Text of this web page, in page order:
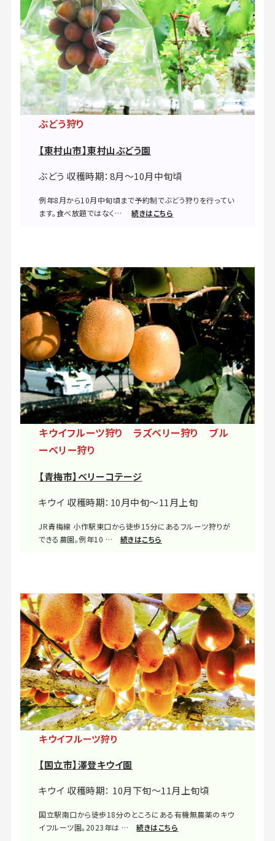
ぶどう狩り
【東村山市】東村山ぶどう園
ぶどう 収穫時期：8月～10月中旬頃
例年8月から10月中旬頃まで予約制でぶどう狩りを行ってい
ます。食べ放題ではなく…続きはこちら
キウイフルーツ狩り ラズベリー狩り ブル
ーベリー狩り
【青梅市】ベリーコテージ
キウイ 収穫時期：10月中旬～11月上旬
JR青梅線 小作駅東口から徒歩15分にあるフルーツ狩りが
できる農園。例年10 … 続きはこちら
キウイフルーツ狩り
【国立市】澤登キウイ園
キウイ 収穫時期： 10月下旬～11月上旬頃
国立駅南口から徒歩18分のところにある有機無農薬のキウ
イフルーツ園。2023年は …続きはこちら